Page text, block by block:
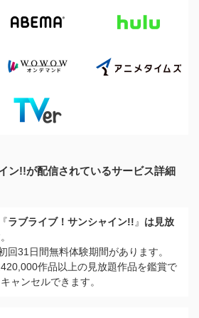
ン!!が配信されているサービス詳細
ラブライブ！サンシャイン!! 』 は見放
回31日間無料体験期間があります。
作品以上の見放題作品を鑑賞で
ャンセルできます。